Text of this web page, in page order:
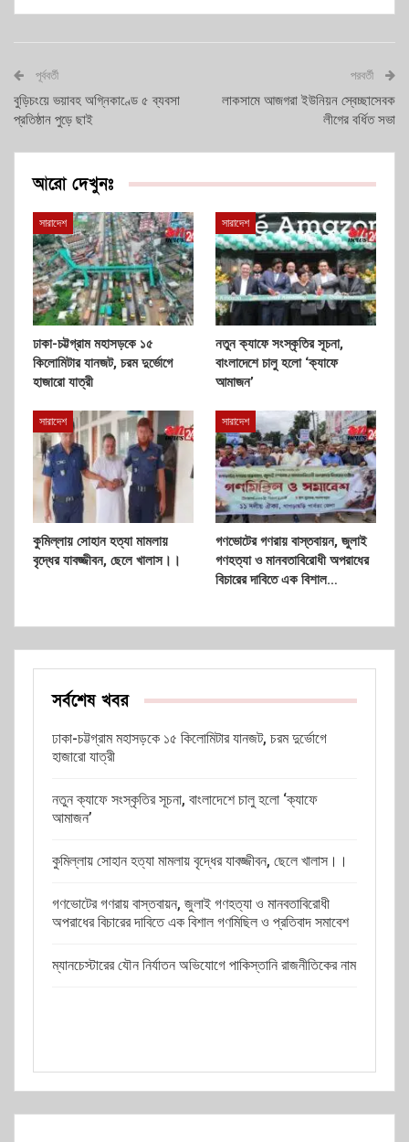
পূর্ববর্তী
বুড়িচংয়ে ভয়াবহ অগ্নিকাণ্ডে ৫ ব্যবসা
প্রতিষ্ঠান পুড়ে ছাই
পরবর্তী
লাকসামে আজগরা ইউনিয়ন স্বেচ্ছাসেবক
লীগের বর্ধিত সভা
আরো দেখুনঃ
সারাদেশ
ঢাকা-চট্টগ্রাম মহাসড়কে ১৫
কিলোমিটার যানজট, চরম দুর্ভোগে
হাজারো যাত্রী
সারাদেশ
নতুন ক্যাফে সংস্কৃতির সূচনা,
বাংলাদেশে চালু হলো ‘ক্যাফে
আমাজন’
সারাদেশ
কুমিল্লায় সোহান হত্যা মামলায়
বৃদ্ধের যাবজ্জীবন, ছেলে খালাস।।
সারাদেশ
গণভোটের গণরায় বাস্তবায়ন, জুলাই
গণহত্যা ও মানবতাবিরোধী অপরাধের
বিচারের দাবিতে এক বিশাল…
সর্বশেষ খবর
ঢাকা-চট্টগ্রাম মহাসড়কে ১৫ কিলোমিটার যানজট, চরম দুর্ভোগে
হাজারো যাত্রী
নতুন ক্যাফে সংস্কৃতির সূচনা, বাংলাদেশে চালু হলো ‘ক্যাফে
আমাজন’
কুমিল্লায় সোহান হত্যা মামলায় বৃদ্ধের যাবজ্জীবন, ছেলে খালাস।।
গণভোটের গণরায় বাস্তবায়ন, জুলাই গণহত্যা ও মানবতাবিরোধী
অপরাধের বিচারের দাবিতে এক বিশাল গণমিছিল ও প্রতিবাদ সমাবেশ
ম্যানচেস্টারের যৌন নির্যাতন অভিযোগে পাকিস্তানি রাজনীতিকের নাম